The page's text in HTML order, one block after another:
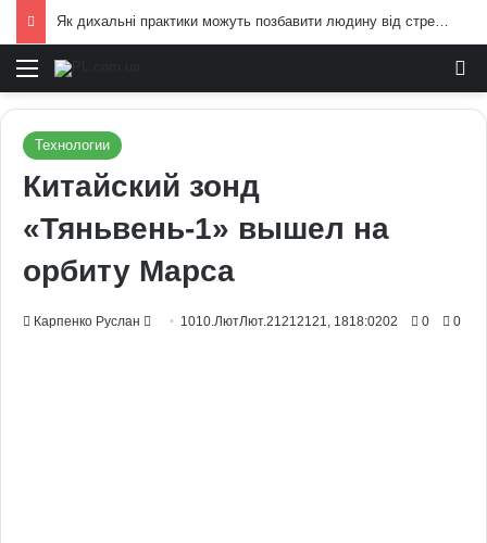
Як дихальні практики можуть позбавити людину від стресу: пояснення експертів
Меню
Технологии
Китайский зонд
«Тяньвень-1» вышел на
орбиту Марса
Карпенко Руслан
Send 1010.ЛютЛют.21212121, 1818:0202 0 0